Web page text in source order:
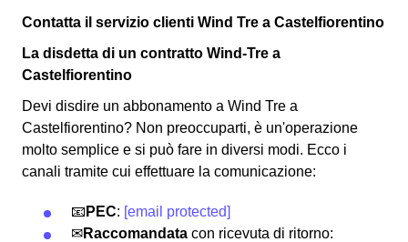
Contatta il servizio clienti Wind Tre a Castelfiorentino
La disdetta di un contratto Wind-Tre a
Castelfiorentino
Devi disdire un abbonamento a Wind Tre a
Castelfiorentino? Non preoccuparti, è un'operazione
molto semplice e si può fare in diversi modi. Ecco i
canali tramite cui effettuare la comunicazione:
📧 PEC: [email protected]
✉Raccomandata con ricevuta di ritorno: